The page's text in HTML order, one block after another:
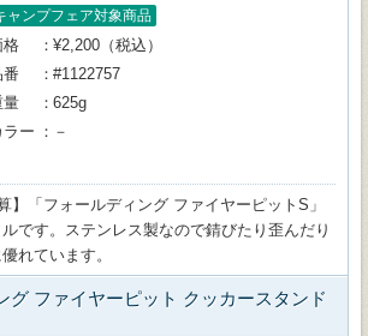
ャンプフェア対象商品
格
¥2,200（税込）
番
#1122757
量
625g
ラー
－
】「フォールディング ファイヤーピットS」
です。ステンレス製なので錆びたり歪んだり
れています。
グ ファイヤーピット クッカースタンド